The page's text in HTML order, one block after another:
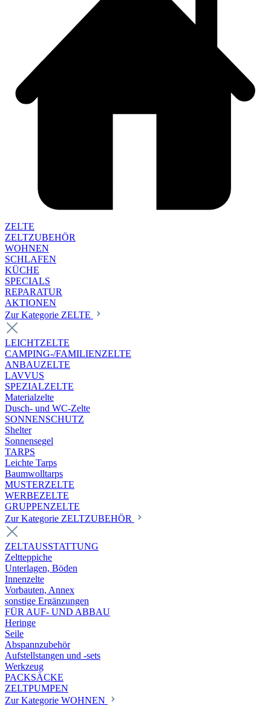
ZELTE
ZELTZUBEHÖR
WOHNEN
SCHLAFEN
KÜCHE
SPECIALS
REPARATUR
AKTIONEN
Zur Kategorie ZELTE
LEICHTZELTE
CAMPING-/FAMILIENZELTE
ANBAUZELTE
LAVVUS
SPEZIALZELTE
Materialzelte
Dusch- und WC-Zelte
SONNENSCHUTZ
Shelter
Sonnensegel
TARPS
Leichte Tarps
Baumwolltarps
MUSTERZELTE
WERBEZELTE
GRUPPENZELTE
Zur Kategorie ZELTZUBEHÖR
ZELTAUSSTATTUNG
Zeltteppiche
Unterlagen, Böden
Innenzelte
Vorbauten, Annex
sonstige Ergänzungen
FÜR AUF- UND ABBAU
Heringe
Seile
Abspannzubehör
Aufstellstangen und -sets
Werkzeug
PACKSÄCKE
ZELTPUMPEN
Zur Kategorie WOHNEN